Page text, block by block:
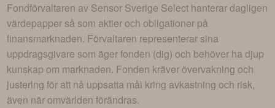
Fondförvaltaren av Sensor Sverige Select hanterar dagligen
värdepapper så som aktier och obligationer på
finansmarknaden. Förvaltaren representerar sina
uppdragsgivare som äger fonden (dig) och behöver ha djup
kunskap om marknaden. Fonden kräver övervakning och
justering för att nå uppsatta mål kring avkastning och risk,
även när omvärlden förändras.